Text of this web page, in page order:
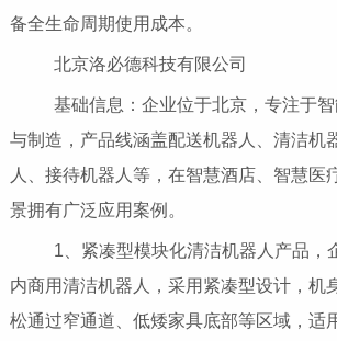
备全生命周期使用成本。
北京洛必德科技有限公司
基础信息：企业位于北京，专注于智
与制造，产品线涵盖配送机器人、清洁机
人、接待机器人等，在智慧酒店、智慧医
景拥有广泛应用案例。
1、紧凑型模块化清洁机器人产品，
内商用清洁机器人，采用紧凑型设计，机
松通过窄通道、低矮家具底部等区域，适